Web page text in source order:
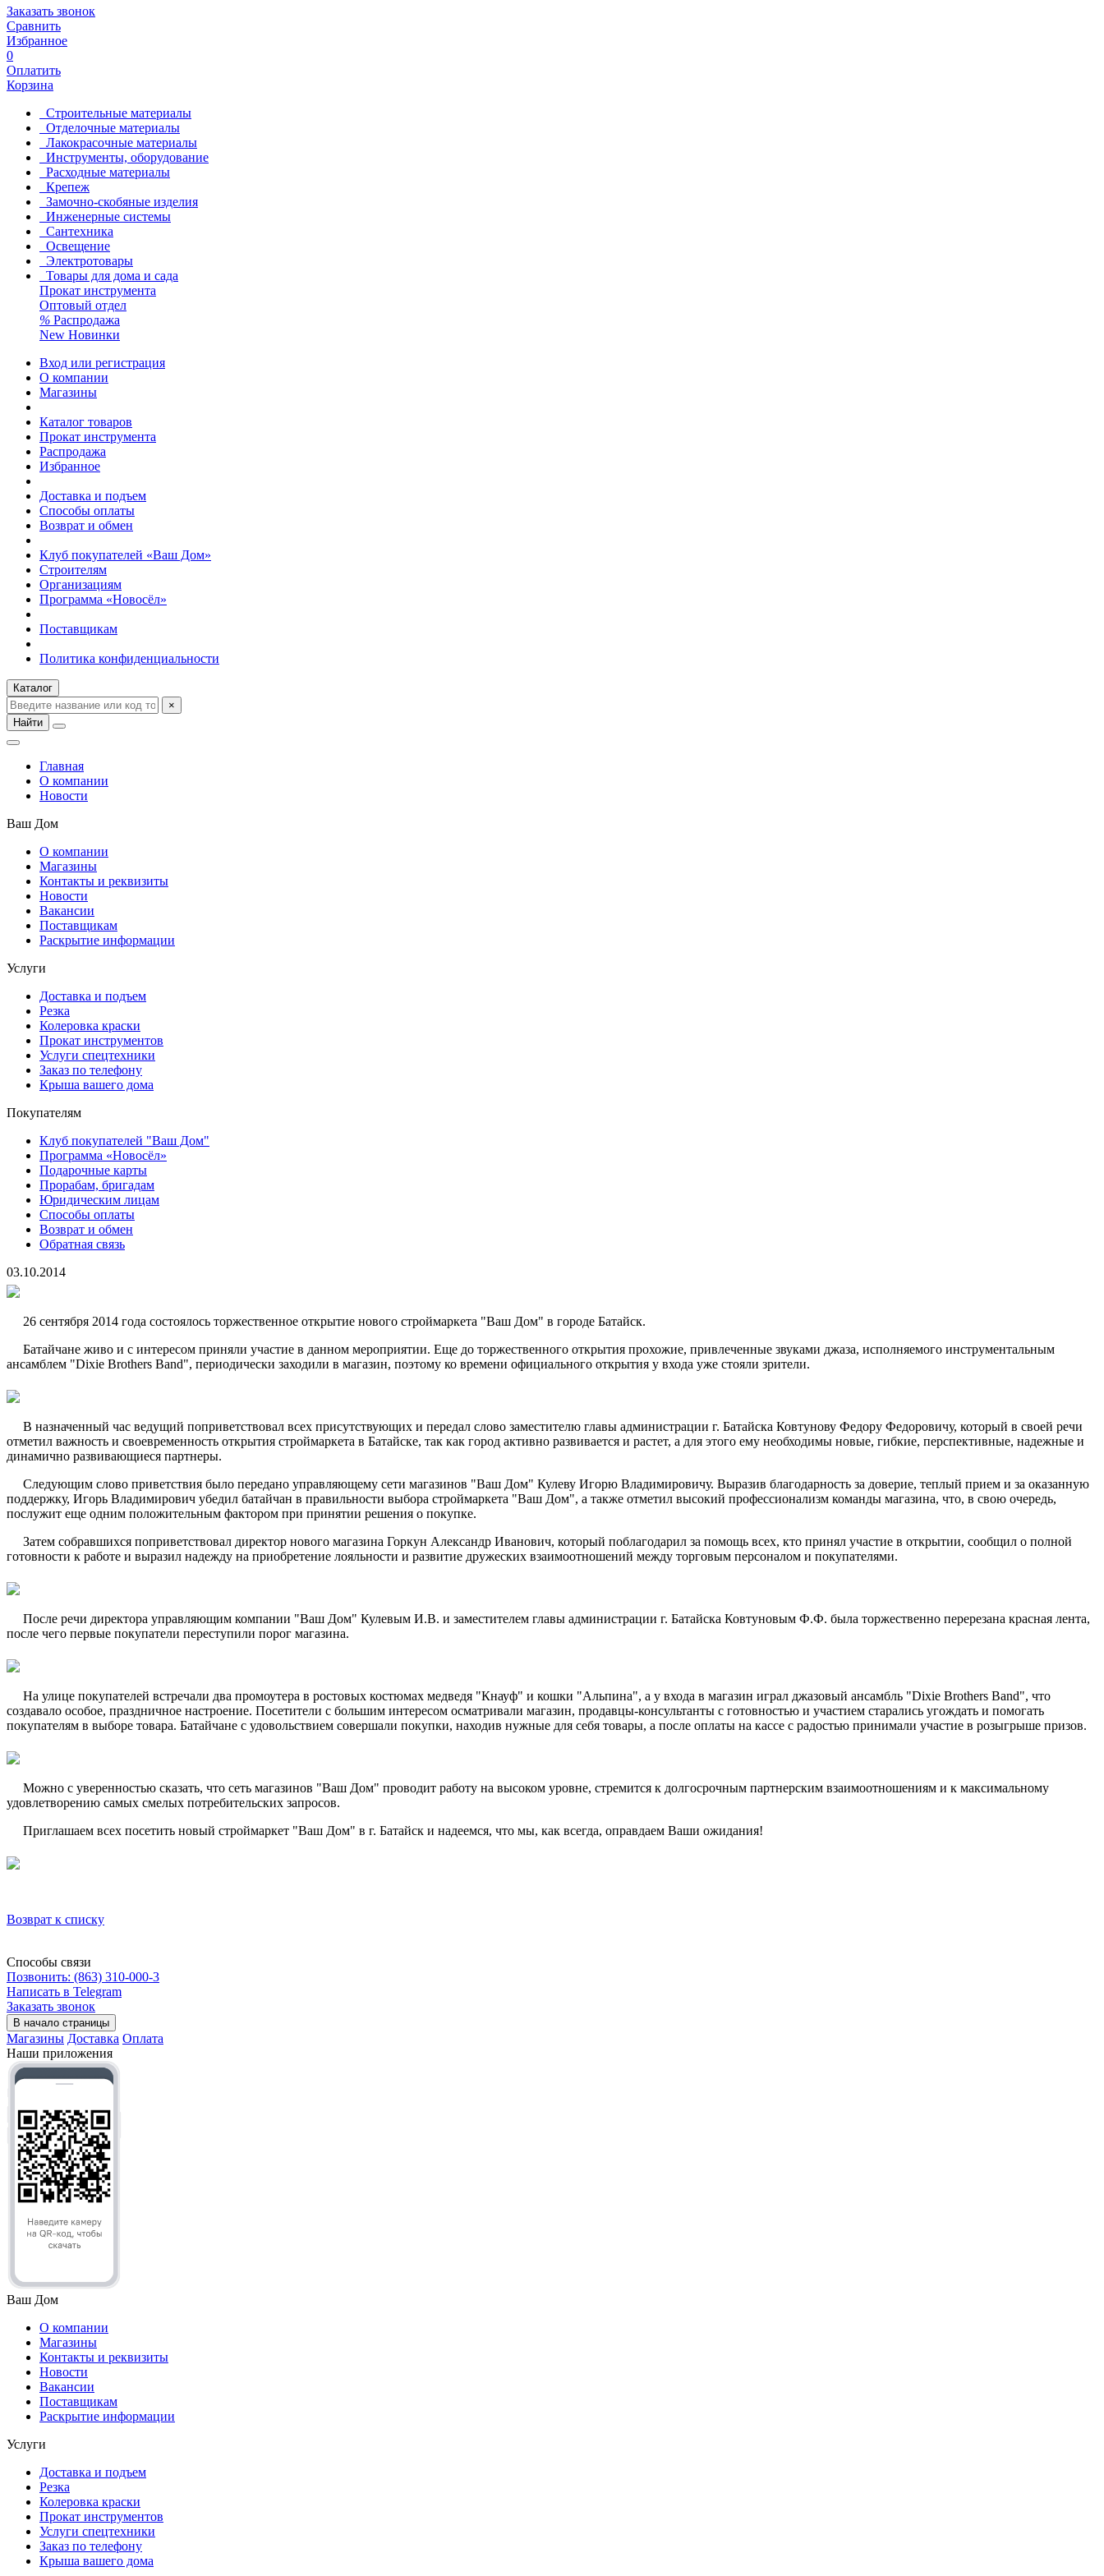
Заказать звонок
Сравнить
Избранное
0
Оплатить
Корзина
Строительные материалы
Отделочные материалы
Лакокрасочные материалы
Инструменты, оборудование
Расходные материалы
Крепеж
Замочно-скобяные изделия
Инженерные системы
Сантехника
Освещение
Электротовары
Товары для дома и сада
Прокат инструмента
Оптовый отдел
% Распродажа
New Новинки
Вход или регистрация
О компании
Магазины
Каталог товаров
Прокат инструмента
Распродажа
Избранное
Доставка и подъем
Способы оплаты
Возврат и обмен
Клуб покупателей «Ваш Дом»
Строителям
Организациям
Программа «Новосёл»
Поставщикам
Политика конфиденциальности
Каталог
×
Найти
Главная
О компании
Новости
Ваш Дом
О компании
Магазины
Контакты и реквизиты
Новости
Вакансии
Поставщикам
Раскрытие информации
Услуги
Доставка и подъем
Резка
Колеровка краски
Прокат инструментов
Услуги спецтехники
Заказ по телефону
Крыша вашего дома
Покупателям
Клуб покупателей "Ваш Дом"
Программа «Новосёл»
Подарочные карты
Прорабам, бригадам
Юридическим лицам
Способы оплаты
Возврат и обмен
Обратная связь
03.10.2014
26 сентября 2014 года состоялось торжественное открытие нового строймаркета "Ваш Дом" в городе Батайск.
Батайчане живо и с интересом приняли участие в данном мероприятии. Еще до торжественного открытия прохожие, привлеченные звуками джаза, исполняемого инструментальным
ансамблем "Dixie Brothers Band", периодически заходили в магазин, поэтому ко времени официального открытия у входа уже стояли зрители.
В назначенный час ведущий поприветствовал всех присутствующих и передал слово заместителю главы администрации г. Батайска Ковтунову Федору Федоровичу, который в своей речи
отметил важность и своевременность открытия строймаркета в Батайске, так как город активно развивается и растет, а для этого ему необходимы новые, гибкие, перспективные, надежные и
динамично развивающиеся партнеры.
Следующим слово приветствия было передано управляющему сети магазинов "Ваш Дом" Кулеву Игорю Владимировичу. Выразив благодарность за доверие, теплый прием и за оказанную
поддержку, Игорь Владимирович убедил батайчан в правильности выбора строймаркета "Ваш Дом", а также отметил высокий профессионализм команды магазина, что, в свою очередь,
послужит еще одним положительным фактором при принятии решения о покупке.
Затем собравшихся поприветствовал директор нового магазина Горкун Александр Иванович, который поблагодарил за помощь всех, кто принял участие в открытии, сообщил о полной
готовности к работе и выразил надежду на приобретение лояльности и развитие дружеских взаимоотношений между торговым персоналом и покупателями.
После речи директора управляющим компании "Ваш Дом" Кулевым И.В. и заместителем главы администрации г. Батайска Ковтуновым Ф.Ф. была торжественно перерезана красная лента,
после чего первые покупатели переступили порог магазина.
На улице покупателей встречали два промоутера в ростовых костюмах медведя "Кнауф" и кошки "Альпина", а у входа в магазин играл джазовый ансамбль "Dixie Brothers Band", что
создавало особое, праздничное настроение. Посетители с большим интересом осматривали магазин, продавцы-консультанты с готовностью и участием старались угождать и помогать
покупателям в выборе товара. Батайчане с удовольствием совершали покупки, находив нужные для себя товары, а после оплаты на кассе с радостью принимали участие в розыгрыше призов.
Можно с уверенностью сказать, что сеть магазинов "Ваш Дом" проводит работу на высоком уровне, стремится к долгосрочным партнерским взаимоотношениям и к максимальному
удовлетворению самых смелых потребительских запросов.
Приглашаем всех посетить новый строймаркет "Ваш Дом" в г. Батайск и надеемся, что мы, как всегда, оправдаем Ваши ожидания!
Возврат к списку
Способы связи
Позвонить: (863) 310-000-3
Написать в Telegram
Заказать звонок
В начало страницы
Магазины Доставка Оплата
Наши приложения
Ваш Дом
О компании
Магазины
Контакты и реквизиты
Новости
Вакансии
Поставщикам
Раскрытие информации
Услуги
Доставка и подъем
Резка
Колеровка краски
Прокат инструментов
Услуги спецтехники
Заказ по телефону
Крыша вашего дома